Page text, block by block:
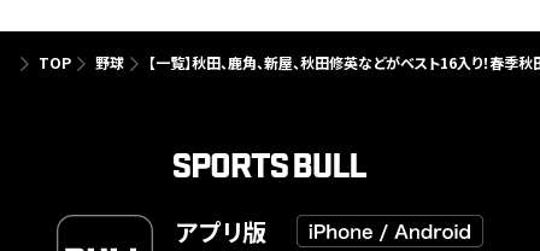
TOP 野球 【一覧】秋田、鹿角、新屋、秋田修英などがベスト16入り！春季
アプリ版